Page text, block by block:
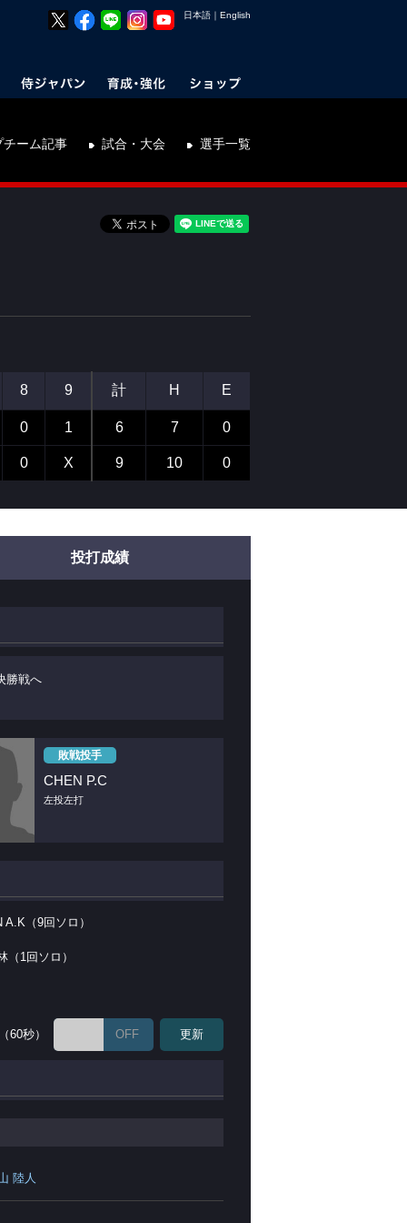
日本語 ｜ English
チーム記事 試合・大会 選手一覧
8 9 計 H E
0 1 6 7 0
0 X 9 10 0
投打成績
勝戦へ
敗戦投手
CHEN P.C
左投左打
A.K（9回ソロ）
（1回ソロ）
60秒） OFF 更新
陸人